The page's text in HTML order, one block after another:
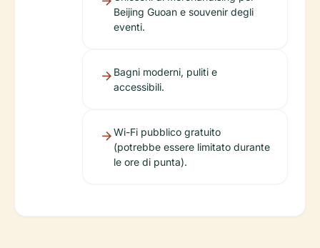
Beijing Guoan e souvenir degli
eventi.
Bagni moderni, puliti e
accessibili.
Wi-Fi pubblico gratuito
(potrebbe essere limitato durante
le ore di punta).